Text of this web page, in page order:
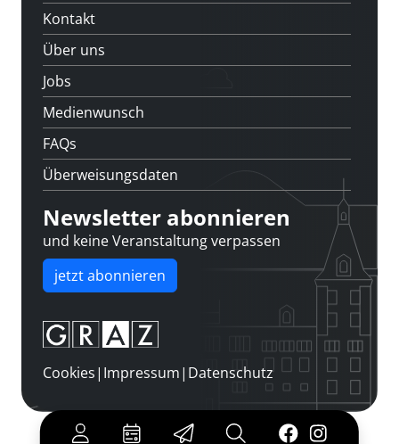
Kontakt
Über uns
Jobs
Medienwunsch
FAQs
Überweisungsdaten
Newsletter abonnieren
und keine Veranstaltung verpassen
jetzt abonnieren
Cookies| Impressum| Datenschutz